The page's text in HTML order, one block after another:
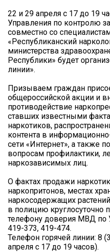
22 и 29 апреля с 17 до 19
Управления по контролю
совместно со
«Республиканский
министерства
Республики» будет
линии».
Призываем граждан
общероссийской акции и
противодействие
ставших известными
наркотиков,
контента в
сети «Интернет», а также
вопросам профилактики,
наркозависимых лиц.
О фактах продажи
наркопритонов, местах
наркосодержащих
в полицию круглосуточно
телефону доверия МВД по
419-373, 419-474.
Телефон горячей линии: 8
апреля с 17 до 19 часов).